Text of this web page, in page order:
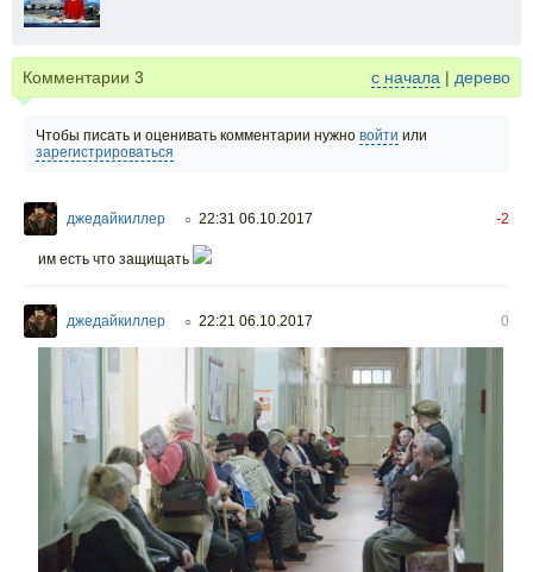
Комментарии 3 с начала | дерево
Чтобы писать и оценивать комментарии нужно войти или
зарегистрироваться
джедайкиллер ○ 22:31 06.10.2017 -2
им есть что защищать
джедайкиллер ○ 22:21 06.10.2017 0